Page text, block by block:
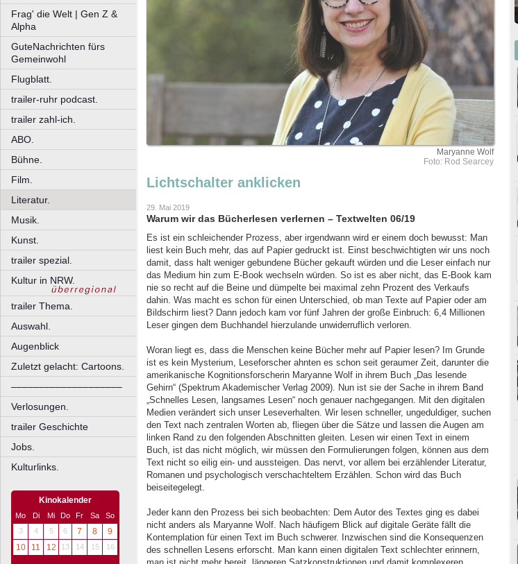
Frag' die Welt | Gen Z &
Alpha
GuteNachrichten fürs
Gemeinwohl
Flugblatt.
trailer-ruhr podcast.
trailer zahl-ich.
ABO.
Bühne.
Film.
Literatur.
Musik.
Kunst.
trailer spezial.
Kultur in NRW.
trailer Thema.
Auswahl.
Augenblick
Zuletzt gelacht: Cartoons.
––––––––––––––––––––
Verlosungen.
trailer Geschichte
Jobs.
Kulturlinks.
Kinokalender
Mo Di Mi Do Fr Sa
So
3
4 5 6 7 8
9
10
11 12 13 14 15 16
Maryanne Wolf
Foto: Rod Searcey
Lichtschalter anklicken
29. Mai 2019
Warum wir das Bücherlesen verlernen – Textwelten 06/19
Es ist ein schleichender Prozess, aber irgendwann wird er einem doch bewusst: Man
liest kein Buch mehr, das auf Papier gedruckt ist. Einst beschwichtigten wir uns noch
damit, dass halt weniger gebundene Bücher gekauft würden und die Leser einfach nur
das Medium hin zum E-Book wechseln würden. So ist es aber nicht, das E-Book kam
nie so recht auf die Beine und dümpelte bei maximal zehn Prozent des Verkaufs
dahin. Was macht es schon für einen Unterschied, ob man Texte auf Papier oder am
Bildschirm liest? Dann jedoch kam vor fünf Jahren der große Einbruch: 6,4 Millionen
Leser gingen dem Buchhandel hierzulande unwiderruflich verloren.
Woran liegt es, dass die Menschen keine Bücher mehr auf Papier lesen? Im Grunde
ist es kein Mysterium, Leseforscher ahnten es schon seit geraumer Zeit, darunter die
amerikanische Kognitionsforscherin Maryanne Wolf in ihrem Buch „Das lesende
Gehirn“ (Spektrum Akademischer Verlag 2009). Nun ist sie der Sache in ihrem Band
„Schnelles Lesen, langsames Lesen“ noch genauer nachgegangen. Mit den digitalen
Medien verändert sich unser Leseverhalten. Wir lesen schneller, ungeduldiger, suchen
den Text nach zentralen Worten ab, fliegen über die Sätze und lassen die Augen am
linken Rand zu den folgenden Abschnitten gleiten. Lesen wir einen Text in einem
Buch, ist das nicht möglich, wir müssen den Formulierungen folgen, können aus dem
Text nicht so eilig ein- und aussteigen. Das nervt, vor allem bei erzählender Literatur,
Romanen und psychologisch verschachteltem Erzählen. Schon wird das Buch
beiseitegelegt.
Jeder kann den Prozess bei sich beobachten: Dem Autor des Textes ging es dabei
nicht anders als Maryanne Wolf. Nach häufigem Blick auf digitale Geräte fällt die
Kontemplation für einen Text im Buch schwerer. Inzwischen sind die Konsequenzen
des schnellen Lesens erforscht. Man kann einen digitalen Text schlechter erinnern,